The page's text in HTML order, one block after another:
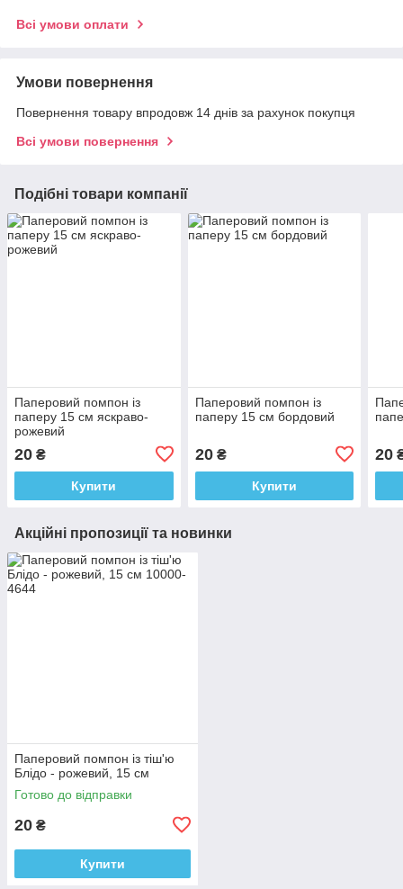
Всі умови оплати
Умови повернення
Повернення товару впродовж 14 днів за рахунок покупця
Всі умови повернення
Подібні товари компанії
Паперовий помпон із
паперу 15 см яскраво-
рожевий
20 ₴
Купити
Паперовий помпон із
паперу 15 см бордовий
20₴
Купити
20
Акційні пропозиції та новинки
Паперовий помпон із тіш'ю
Блідо - рожевий, 15 см
Готово до відправки
20 ₴
Купити